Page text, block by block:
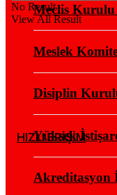
No Result
View All Result
HIZLI ERİŞİM
Meclis Kurulu
Meslek
Disiplin
Yüksek
Akreditasyon